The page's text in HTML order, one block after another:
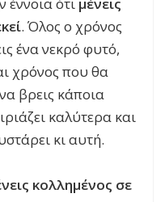
έννοια ότι μένεις
. Όλος ο χρόνος
ένα νεκρό φυτό,
χρόνος που θα
βρεις κάποια
καλύτερα και
κι αυτή.
κολλημένος σε